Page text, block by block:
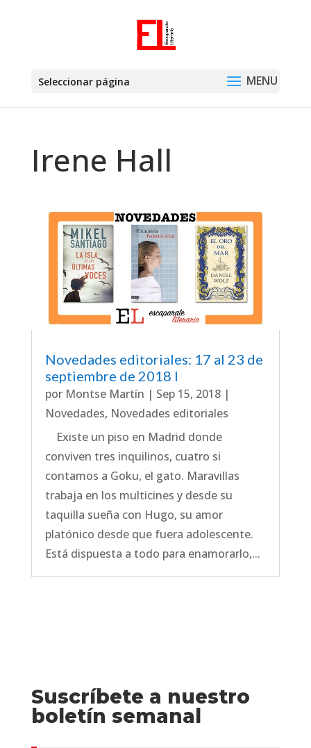
Seleccionar página
Irene Hall
Novedades editoriales: 17 al 23 de
septiembre de 2018 I
por Montse Martín | Sep 15, 2018|
Novedades, Novedades editoriales
Existe un piso en Madrid donde
conviven tres inquilinos, cuatro si
contamos a Goku, el gato. Maravillas
trabaja en los multicines y desde su
taquilla sueña con Hugo, su amor
platónico desde que fuera adolescente.
Está dispuesta a todo para enamorarlo,...
Suscríbete a nuestro
boletín semanal